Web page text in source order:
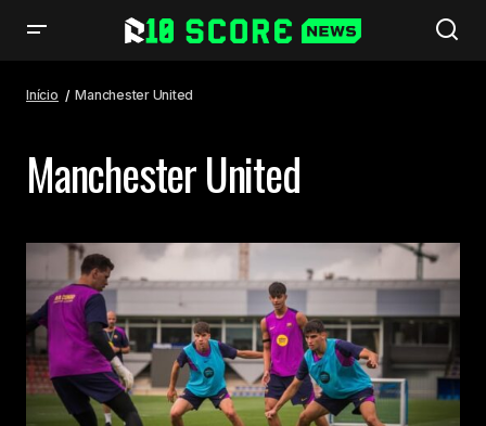
Início Manchester United
Manchester United